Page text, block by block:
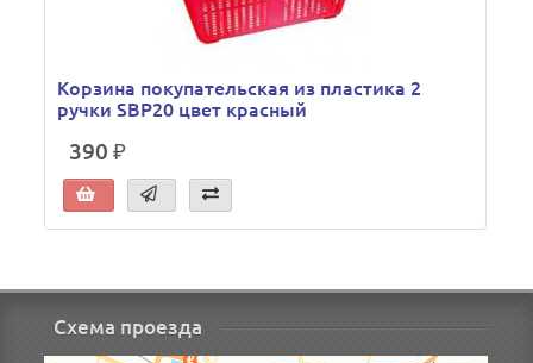
Корзина покупательская из пластика 2
ручки SBP20 цвет красный
390 ₽
Схема проезда